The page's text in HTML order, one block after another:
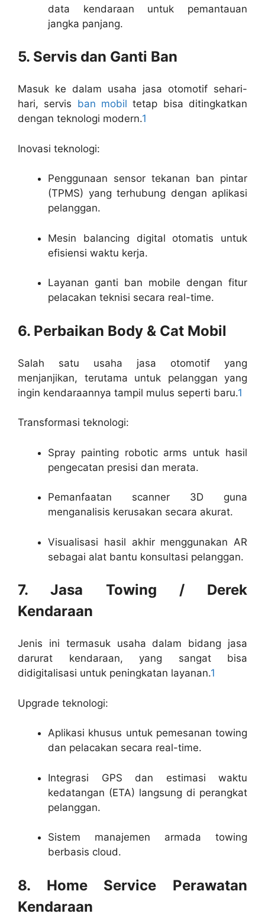
data kendaraan untuk pemantauan
jangka panjang.
5. Servis dan Ganti Ban
Masuk ke dalam usaha jasa otomotif sehari-
hari, servis ban mobil tetap bisa ditingkatkan
dengan teknologi modern.1
Inovasi teknologi:
Penggunaan sensor tekanan ban pintar
(TPMS) yang terhubung dengan aplikasi
pelanggan.
Mesin balancing digital otomatis untuk
efisiensi waktu kerja.
Layanan ganti ban mobile dengan fitur
pelacakan teknisi secara real-time.
6. Perbaikan Body & Cat Mobil
Salah satu usaha jasa otomotif yang
menjanjikan, terutama untuk pelanggan yang
ingin kendaraannya tampil mulus seperti baru.1
Transformasi teknologi:
Spray painting robotic arms untuk hasil
pengecatan presisi dan merata.
Pemanfaatan scanner 3D guna
menganalisis kerusakan secara akurat.
Visualisasi hasil akhir menggunakan AR
sebagai alat bantu konsultasi pelanggan.
7. Jasa Towing / Derek
Kendaraan
Jenis ini termasuk usaha dalam bidang jasa
darurat kendaraan, yang sangat bisa
didigitalisasi untuk peningkatan layanan.1
Upgrade teknologi:
Aplikasi khusus untuk pemesanan towing
dan pelacakan secara real-time.
Integrasi GPS dan estimasi waktu
kedatangan (ETA) langsung di perangkat
pelanggan.
Sistem manajemen armada towing
berbasis cloud.
8. Home Service Perawatan
Kendaraan